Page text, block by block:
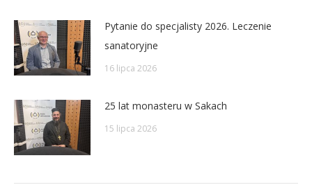
Pytanie do specjalisty 2026. Leczenie
sanatoryjne
16 lipca 2026
25 lat monasteru w Sakach
15 lipca 2026